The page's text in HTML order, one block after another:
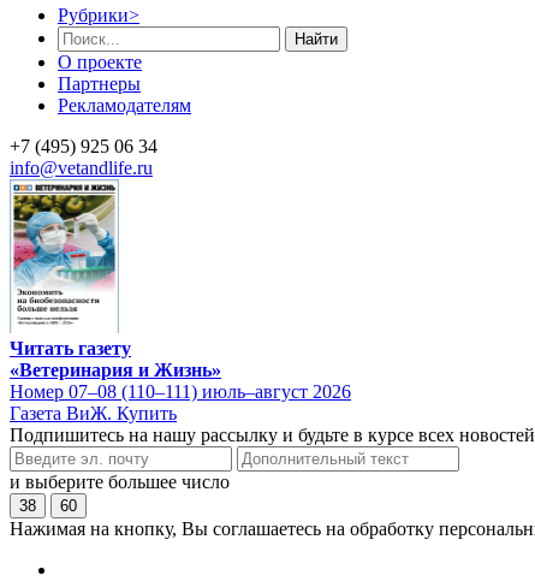
Рубрики>
Найти
О проекте
Партнеры
Рекламодателям
+7 (495) 925 06 34
info@vetandlife.ru
Читать газету
«Ветеринария и Жизнь»
Номер 07–08 (110–111) июль–август 2026
Газета ВиЖ. Купить
Подпишитесь на нашу рассылку и будьте в курсе всех новостей
и выберите большее число
38 60
Нажимая на кнопку, Вы соглашаетесь на обработку